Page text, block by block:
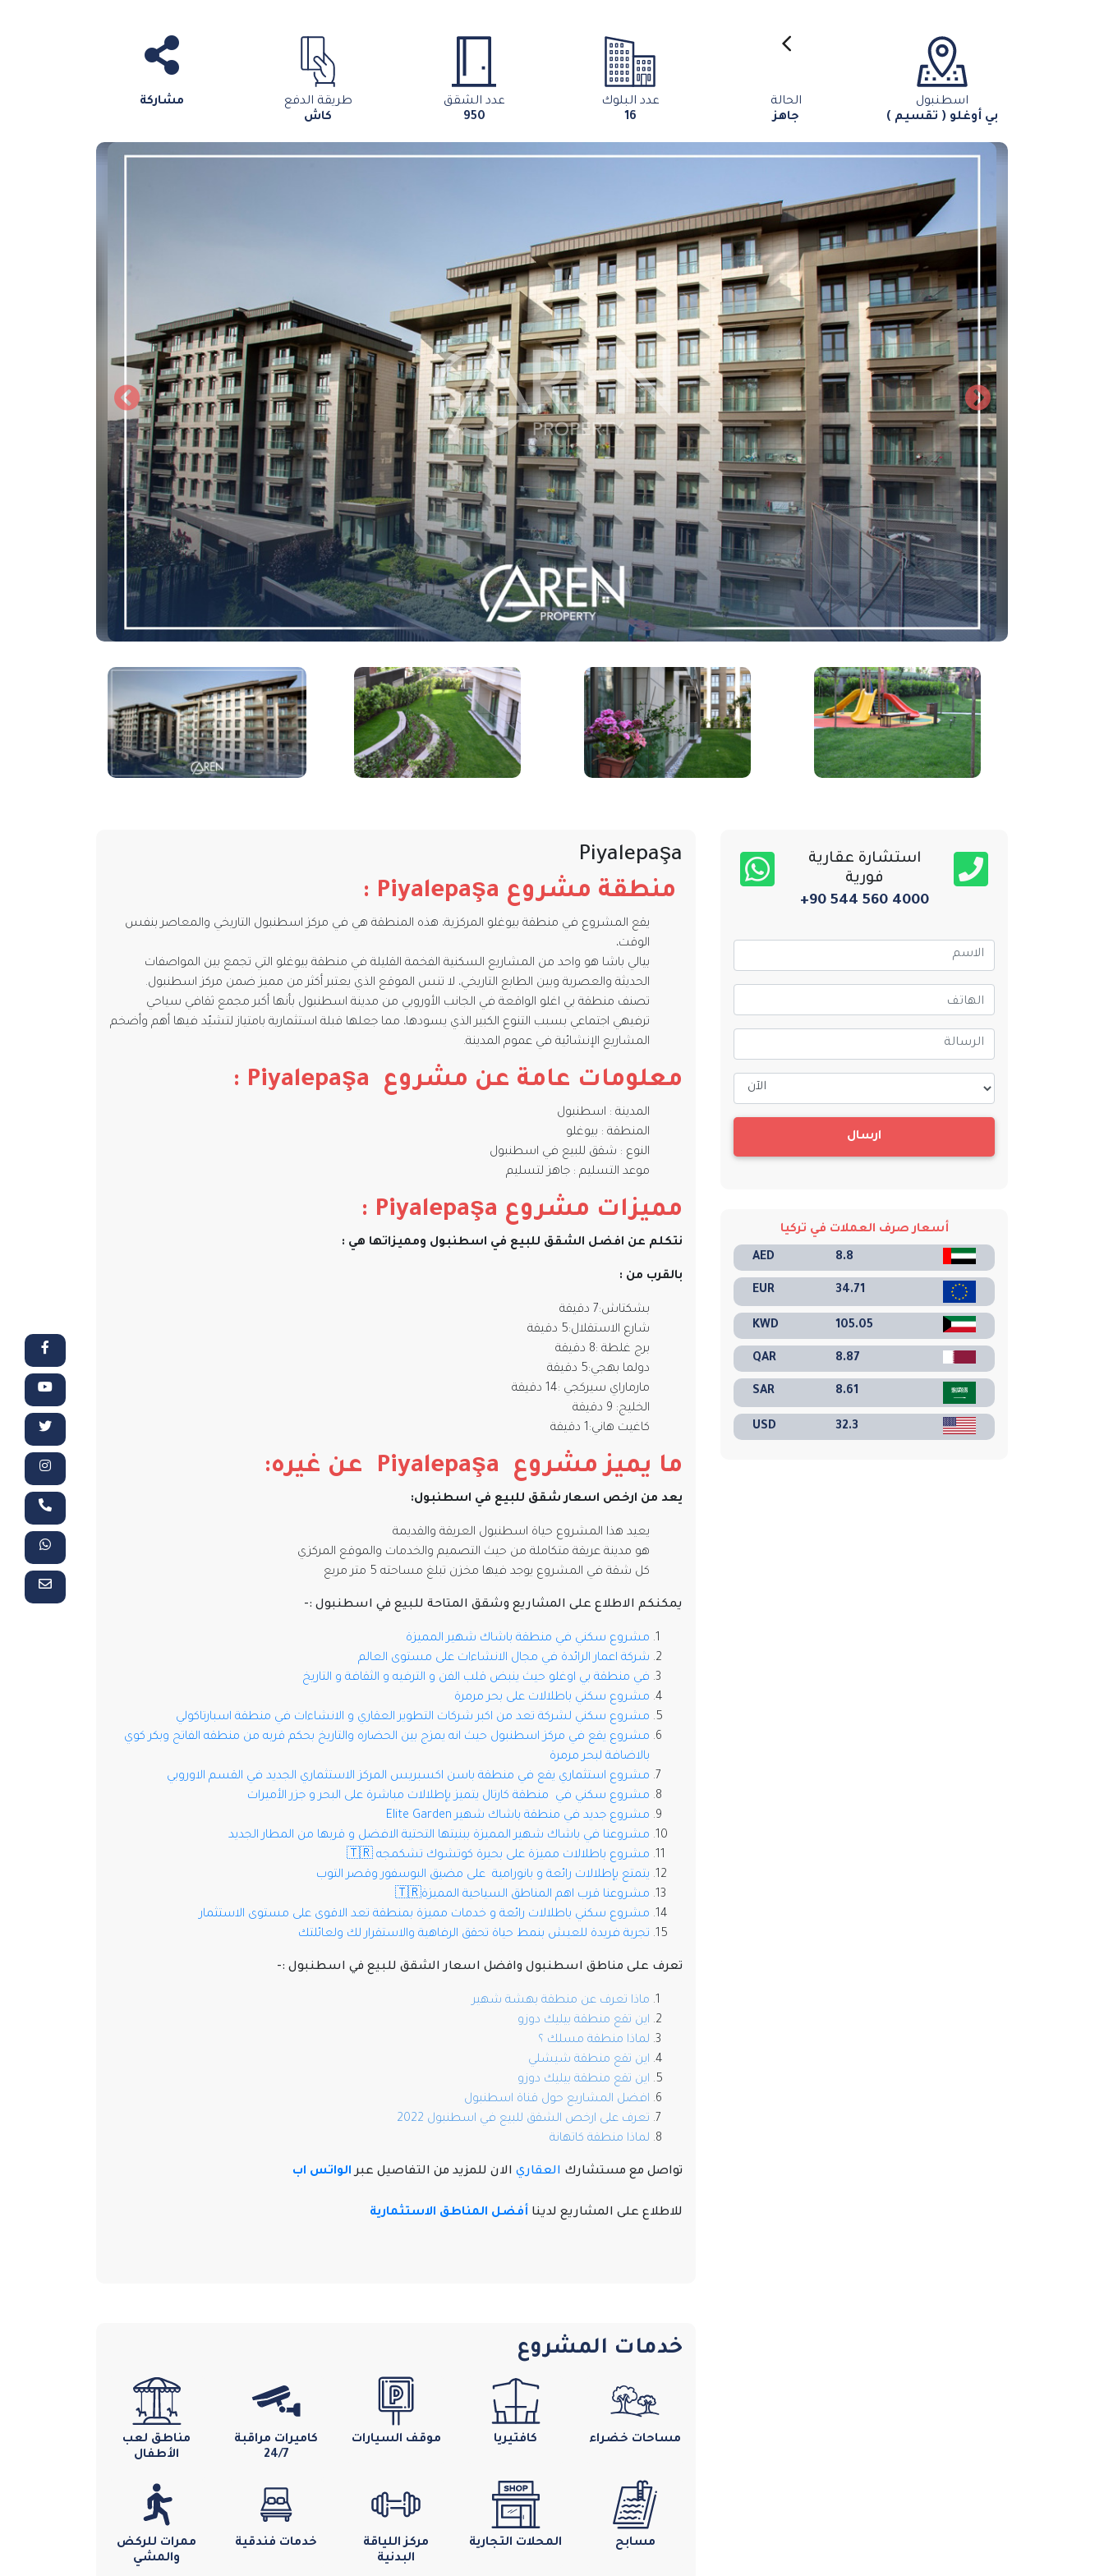
اسطنبول
بي أوغلو ( تقسيم )
الحالة
جاهز
عدد البلوك
16
عدد الشقق
950
طريقة الدفع
كاش
مشاركة
Piyalepaşa
منطقة مشروع Piyalepaşa
:
يقع المشروع في منطقة بيوغلو المركزية، هذه المنطقة هي في مركز اسطنبول التاريخي والمعاصر بنفس
الوقت،
بيالي باشا هو واحد من المشاريع السكنية الفخمة القليلة في منطقة بيوغلو التي تجمع بين المواصفات
الحديثة والعصرية وبين الطابع التاريخي، لا تنس الموقع الذي يعتبر أكثر من مميز ضمن مركز اسطنبول.
تصنف منطقة بي اغلو الواقعة في الجانب الأوروبي من مدينة اسطنبول بأنها أكبر مجمع ثقافي سياحي
ترفيهي اجتماعي بسبب التنوع الكبير الذي يسودها، مما جعلها قبلة استثمارية بامتياز لتشيّد فيها أهم وأضخم
المشاريع الإنشائية في عموم المدينة.
معلومات عامة عن مشروع Piyalepaşa
:
المدينة : اسطنبول
المنطقة : بيوغلو
النوع : شقق للبيع في اسطنبول
موعد التسليم : جاهز لتسليم
مميزات مشروع Piyalepaşa
:
نتكلم عن افضل الشقق للبيع في اسطنبول ومميزاتها هي :
بالقرب من :
بشكتاش:7 دقيقة
شارع الاستقلال:5 دقيقة
برج غلطة :8 دقيقة
دولما بهجي:5 دقيقة
مارماراي سيركجي :14 دقيقة
الخليج: 9 دقيقة
كاغيت هاني:1 دقيقة
ما يميز مشروع Piyalepaşa عن غيره:
يعد من ارخص اسعار شقق للبيع في اسطنبول:
يعيد هذا المشروع حياة اسطنبول العريقة والقديمة
هو مدينة عريقة متكاملة من حيث التصميم والخدمات والموقع المركزي
كل شقة في المشروع يوجد فيها مخزن تبلغ مساحته 5 متر مربع
يمكنكم الاطلاع على المشاريع وشقق المتاحة للبيع في اسطنبول :-
مشروع سكني في منطقة باشاك شهير المميزة
شركة اعمار الرائدة في مجال الانشاءات على مستوى العالم
في منطقة بي اوغلو حيث ينبض قلب الفن و الترفيه و الثقافة و التاريخ
مشروع سكني باطلالات على بحر مرمرة
مشروع سكني لشركة تعد من اكبر شركات التطوير العقاري و الانشاءات في منطقة اسبارتاكولي
مشروع يقع في مركز اسطنبول حيث انه يمزج بين الحضاره والتاريخ بحكم قربه من منطقه الفاتح وبكر كوي
بالاضافة لبحر مرمرة
مشروع استثماري يقع في منطقة باسن اكسبريس المركز الاستثماري الجديد في القسم الاوروبي
مشروع سكني في منطقة كارتال يتميز بإطلالات مباشرة على البحر و جزر الأميرات
مشروع جديد في منطقة باشاك شهير Elite Garden
مشروعنا في باشاك شهير المميزة ببنيتها التحتية الافضل و قربها من المطار الجديد
مشروع باطلالات مميزة على بحيرة كوتشوك تشكمجه 🇹🇷
يتمتع بإطلالات رائعة و بانورامية على مضيق البوسفور وقصر التوب
مشروعنا قرب اهم المناطق السياحية المميزة🇹🇷
مشروع سكني باطلالات رائعة و خدمات مميزة بمنطقة تعد الاقوى على مستوى الاستثمار
تجربة فريدة للعيش بنمط حياة تحقق الرفاهية والاستقرار لك ولعائلتك
تعرف على مناطق اسطنبول وافضل اسعار الشقق للبيع في اسطنبول :-
ماذا تعرف عن منطقة بهشة شهير
اين تقع منطقة بيليك دوزو
لماذا منطقة مسلك ؟
اين تقع منطقة شيشلي
اين تقع منطقة بيليك دوزو
افضل المشاريع حول قناة اسطنبول
تعرف على ارخص الشقق للبيع في اسطنبول 2022
لماذا منطقة كاتهانة
تواصل مع مستشارك العقاري الان للمزيد من التفاصيل عبرالواتس اب
للاطلاع على المشاريع لدينا أفضل المناطق الاستثمارية
خدمات المشروع
مساحات خضراء كافتيريا موقف السيارات
كاميرات مراقبة
24/7
مناطق لعب
الأطفال
مسابح المحلات التجارية
مركز اللياقة
البدنية
خدمات فندقية
ممرات للركض
والمشي
استشارة عقارية
فورية
+90 544 560 4000
ارسال
أسعار صرف العملات في تركيا
AED 8.8
EUR 34.71
KWD 105.05
QAR 8.87
SAR 8.61
USD 32.3